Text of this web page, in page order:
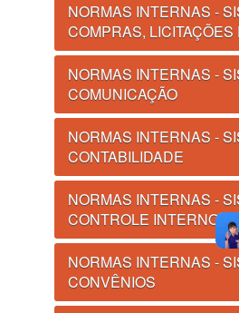
NORMAS INTERNAS -
COMPRAS, LICITAÇÕES
NORMAS INTERNAS -
COMUNICAÇÃO
NORMAS INTERNAS -
CONTABILIDADE
NORMAS INTERNAS -
CONTROLE INTERNO
NORMAS INTERNAS -
CONVÊNIOS